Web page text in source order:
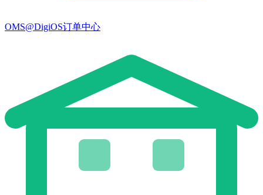
OMS@DigiOS订单中心